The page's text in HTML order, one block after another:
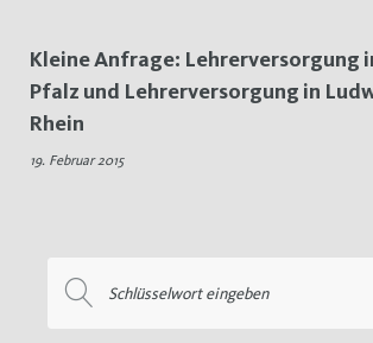
Schlagwort:
Kleine Anfrage: Lehrerversorgung
Pfalz und Lehrerversorgung in
Rhein
19. Februar 2015
nach: